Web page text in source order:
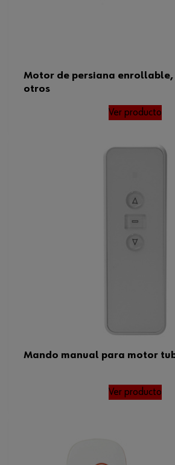
Motor de persiana enrollable,
otros
Ver producto
Mando manual para motor
Ver producto